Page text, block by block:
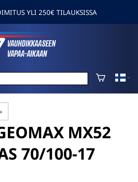
YLI 250€ TILAUKSISSA
MX52
70/100-17